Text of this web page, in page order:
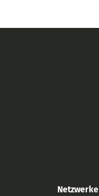
Netzwerke